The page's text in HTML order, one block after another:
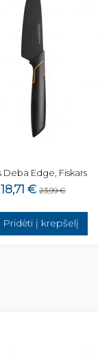
Deba Edge, Fiskars
18,71 € 23,99 €
Pridėti į krepšelį